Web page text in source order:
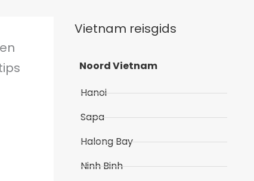
Vietnam reisgids
Noord Vietnam
Hanoi
Sapa
Halong Bay
Ninh Binh